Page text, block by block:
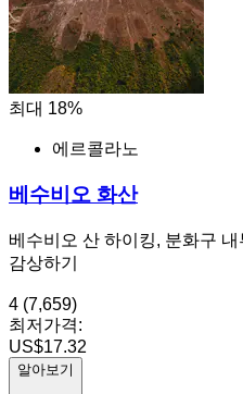
최대 18%
에르콜라노
베수비오 화산
베수비오 산 하이킹, 분화구
감상하기
4 (7,659)
최저가격:
US$17.32
알아보기